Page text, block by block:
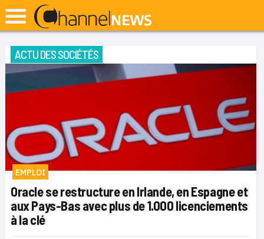
ACTU DES SOCIÉTÉS
EMPLOI
Oracle se restructure en Irlande, en Espagne et
aux Pays-Bas avec plus de 1.000 licenciements
à la clé